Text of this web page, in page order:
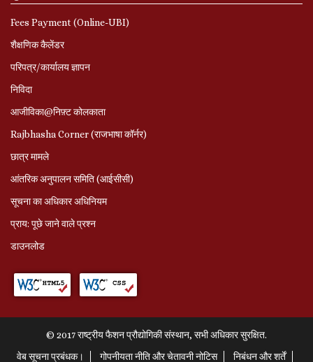
Fees Payment (Online-UBI)
शैक्षणिक कैलेंडर
परिपत्र/कार्यालय ज्ञापन
निविदा
आजीविका@निफ़्ट कोलकाता
Rajbhasha Corner (राजभाषा कॉर्नर)
छात्र मामले
आंतरिक अनुपालन समिति (आईसीसी)
सूचना का अधिकार अधिनियम
प्राय: पूछे जाने वाले प्रश्‍न
डाउनलोड
© 2017 राष्ट्रीय फैशन प्रौद्योगिकी संस्थान, सभी अधिकार सुरक्षित.
वेब सूचना प्रबंधक।
गोपनीयता नीति और चेतावनी नोटिस निबंधन और शर्तें